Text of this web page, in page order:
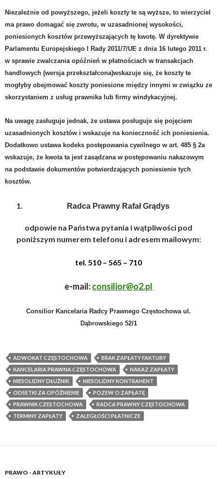
Niezależnie od powyższego, jeżeli koszty te są wyższe, to wierzyciel
ma prawo domagać się zwrotu, w uzasadnionej wysokości,
poniesionych kosztów przewyższających tę kwotę. W dyrektywie
Parlamentu Europejskiego I Rady 2011/7/UE z dnia 16 lutego 2011 r.
w sprawie zwalczania opóźnień w płatnościach w transakcjach
handlowych (wersja przekształcona)wskazuje się, że koszty te
mogłyby obejmować koszty poniesione między innymi w związku ze
skorzystaniem z usług prawnika lub firmy windykacyjnej.
Na uwagę zasługuje jednak, że ustawa posługuje się pojęciem
uzasadnionych kosztów i wskazuje na konieczność ich poniesienia.
Dodatkowo ustawa kodeks postępowania cywilnego w art. 485 § 2a
wskazuje, że kwota ta jest zasądzana w postępowaniu nakazowym
na podstawie dokumentów potwierdzających poniesienie tych
kosztów.
Radca Prawny Rafał Grądys
odpowie na Państwa pytania i wątpliwości pod
poniższym numerem telefonu i adresem mailowym:
tel. 510 – 565 – 710
e-mail:consilior@o2.pl
Consilior Kancelaria Radcy Prawnego Częstochowa ul.
Dąbrowskiego 52/1
ADWOKAT CZĘSTOCHOWA
BRAK ZAPŁATY FAKTURY
KANCELARIA PRAWNA CZĘSTOCHOWA
NAKAZ ZAPŁATY
NIESOLIDNY DŁUŻNIK
NIESOLIDNY KONTRAHENT
ODSETKI ZA OPÓŹNIENIE
POZEW O ZAPŁATĘ
PRAWNIK CZESTOCHOWA
RADCA PRAWNY CZĘSTOCHOWA
TERMINY ZAPŁATY
ZALEGŁOŚCI PŁATNICZE
PRAWO - ARTYKUŁY